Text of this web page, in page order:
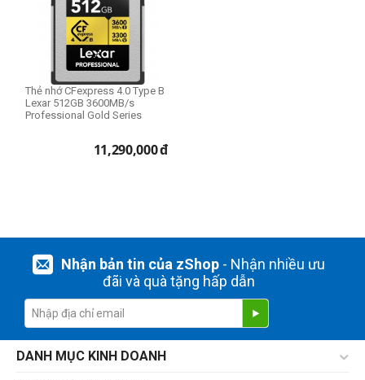
Thẻ nhớ CFexpress 4.0 Type B
Lexar 512GB 3600MB/s
Professional Gold Series
11,290,000đ
Nhận bản tin của zShop- Nhận nhiều ưu
đãi và quà tặng hấp dẫn
DANH MỤC KINH DOANH